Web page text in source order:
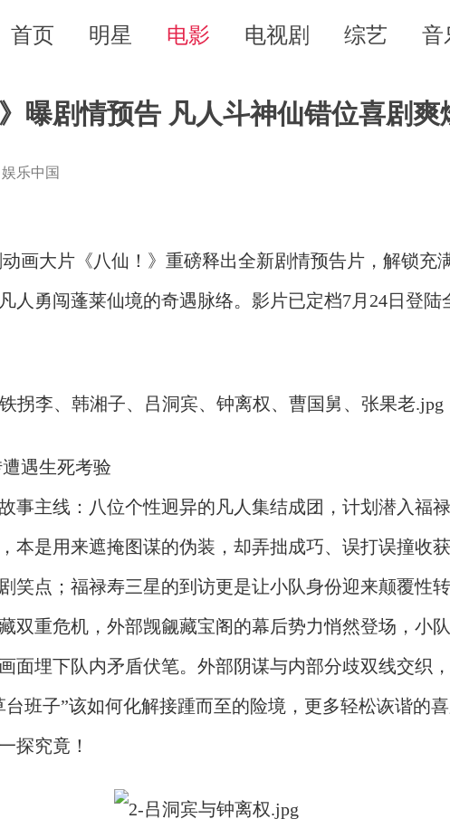
首页 明星 电影 电视剧 综艺 音
曝剧情预告 凡人斗神仙错位喜剧爽
乐中国
画大片《八仙！》重磅释出全新剧情预告片，解锁充
人勇闯蓬莱仙境的奇遇脉络。影片已定档7月24日登陆
遇生死考验
事主线：八位个性迥异的凡人集结成团，计划潜入福
本是用来遮掩图谋的伪装，却弄拙成巧、误打误撞收
笑点；福禄寿三星的到访更是让小队身份迎来颠覆性
双重危机，外部觊觎藏宝阁的幕后势力悄然登场，小
面埋下队内矛盾伏笔。外部阴谋与内部分歧双线交织
班子”该如何化解接踵而至的险境，更多轻松诙谐的
探究竟！